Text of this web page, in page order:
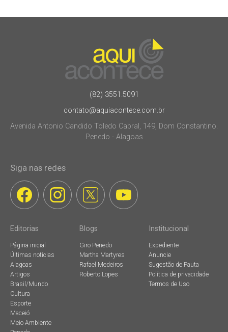
(82) 3551.5091
contato@aquiacontece.com.br
Avenida Antonio Candido Toledo Cabral, 149, Dom Constantino.
Penedo - Alagoas
Siga nas redes
Editorias
Página inicial
Últimas notícias
Alagoas
Artigos
Brasil/Mundo
Cultura
Esporte
Maceió
Meio Ambiente
Blogs
Giro Penedo
Martha Martyres
Rafael Medeiros
Roberto Lopes
Institucional
Expediente
Anuncie
Sugestão de Pauta
Política de privacidade
Termos de Uso